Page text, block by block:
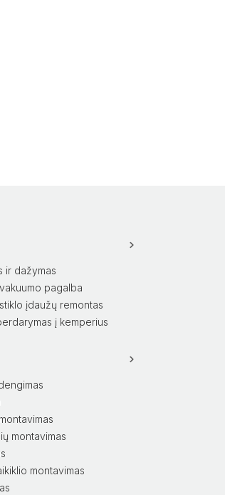
ir dažymas
pagalba
įdaužų remontas
į kemperius
montavimas
montavimas